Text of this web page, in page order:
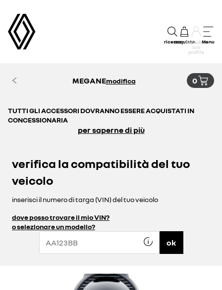
ricercaacquistoaccedi al
tuo
profilo
Menu
MEGANEmodifica 0
TUTTI GLI ACCESSORI DOVRANNO ESSERE ACQUISTATI IN
CONCESSIONARIA
per saperne di più
verifica la compatibilità del tuo
veicolo
inserisci il numero di targa (VIN) del tuo veicolo
dove posso trovare il mio VIN?
o selezionare un modello?
ok